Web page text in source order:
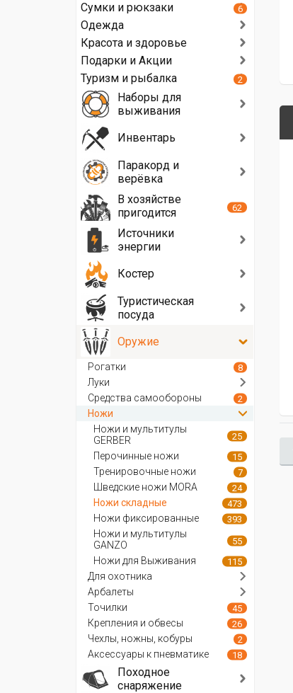
Сумки и рюкзаки 6
Одежда
Красота и здоровье
Подарки и Акции
Туризм и рыбалка
2
Наборы для
выживания
Инвентарь
Паракорд и
верёвка
В хозяйстве
пригодится
62
Источники
энергии
Костер
Туристическая
посуда
Оружие
Рогатки 8
Луки
Средства самообороны
2
Ножи
Ножи и мультитулы
GERBER
25
Перочинные ножи 15
Тренировочные ножи 7
Шведские ножи MORA 24
Ножи складные 473
Ножи фиксированные 393
Ножи и мультитулы
GANZO
55
Ножи для Выживания 115
Для охотника
Арбалеты
Точилки
45
Крепления и обвесы 26
Чехлы, ножны, кобуры 2
Аксессуары к пневматике 18
Походное
снаряжение